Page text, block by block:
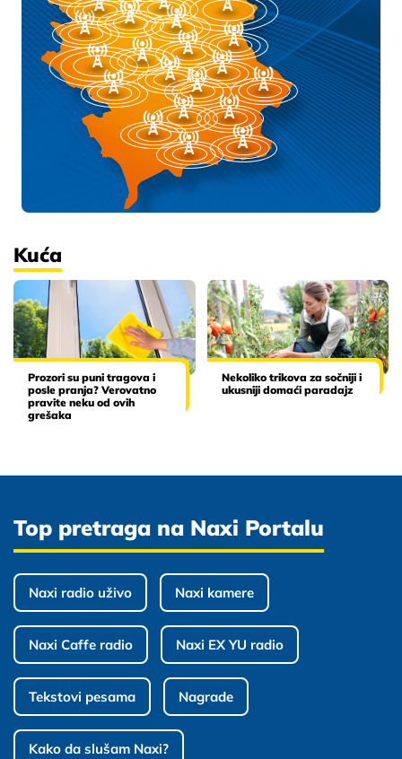
Kuća
Prozori su puni tragova i
posle pranja? Verovatno
pravite neku od ovih
grešaka
Nekoliko trikova za sočniji i
ukusniji domaći paradajz
Top pretraga na Naxi Portalu
Naxi radio uživo Naxi kamere
Naxi Caffe radio Naxi EX YU radio
Tekstovi pesama Nagrade
Kako da slušam Naxi?